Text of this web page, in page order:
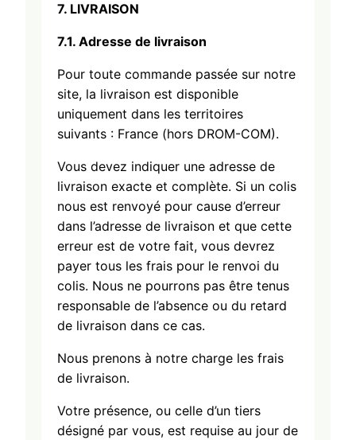
7. LIVRAISON
7.1. Adresse de livraison
Pour toute commande passée sur notre
site, la livraison est disponible
uniquement dans les territoires
suivants : France (hors DROM-COM).
Vous devez indiquer une adresse de
livraison exacte et complète. Si un colis
nous est renvoyé pour cause d’erreur
dans l’adresse de livraison et que cette
erreur est de votre fait, vous devrez
payer tous les frais pour le renvoi du
colis. Nous ne pourrons pas être tenus
responsable de l’absence ou du retard
de livraison dans ce cas.
Nous prenons à notre charge les frais
de livraison.
Votre présence, ou celle d’un tiers
désigné par vous, est requise au jour de